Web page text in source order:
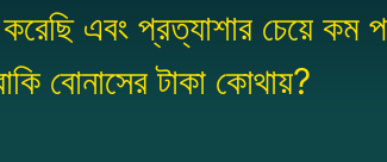
এবং প্রত্যাশার চেয়ে কম
বোনাসের টাকা কোথায়?